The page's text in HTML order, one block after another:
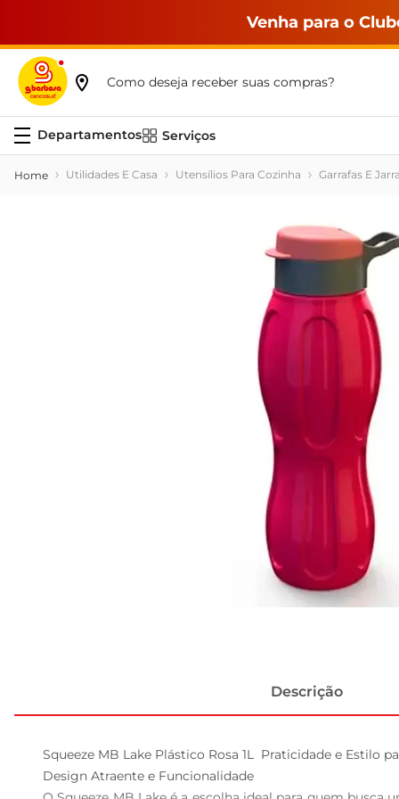
Venha para o
Como deseja receber suas compras?
Serviços
Utilidades E Casa Utensílios Para Cozinha Garrafas E
Descrição
Squeeze MB Lake Plástico Rosa 1L  Praticidade e Estilo
Design Atraente e Funcionalidade